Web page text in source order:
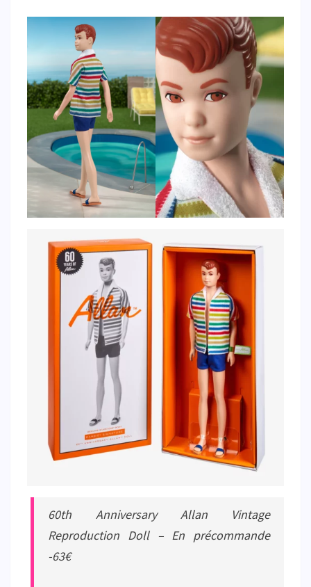
60th Anniversary Allan Vintage
Reproduction Doll – En précommande
-63€